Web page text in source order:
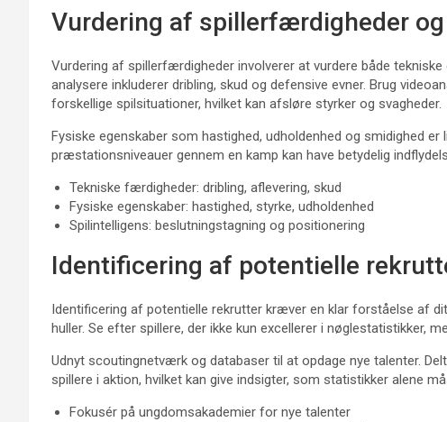
Vurdering af spillerfærdigheder
Vurdering af spillerfærdigheder involverer at vurdere både
analysere inkluderer dribling, skud og defensive evner. Brug
forskellige spilsituationer, hvilket kan afsløre styrker og svagheder.
Fysiske egenskaber som hastighed, udholdenhed og smidighed
præstationsniveauer gennem en kamp kan have betydelig
Tekniske færdigheder: dribling, aflevering, skud
Fysiske egenskaber: hastighed, styrke, udholdenhed
Spilintelligens: beslutningstagning og positionering
Identificering af potentielle
Identificering af potentielle rekrutter kræver en klar forståelse af
huller. Se efter spillere, der ikke kun excellerer i nøglestatistikker,
Udnyt scoutingnetværk og databaser til at opdage nye talenter.
spillere i aktion, hvilket kan give indsigter, som statistikker alene
Fokusér på ungdomsakademier for nye talenter